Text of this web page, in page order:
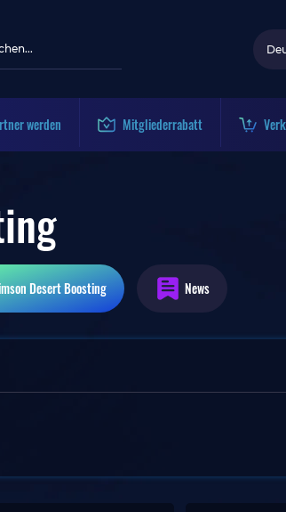
werden Mitgliederrabatt
DesertBoosting News